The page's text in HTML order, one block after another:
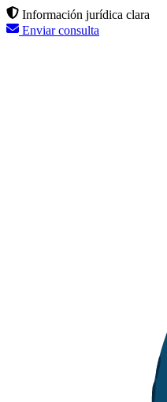
Información jurídica clara
Enviar consulta